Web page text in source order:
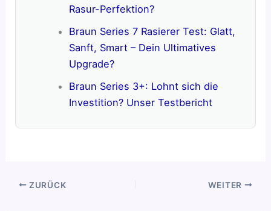
Rasur-Perfektion?
Braun Series 7 Rasierer Test: Glatt,
Sanft, Smart – Dein Ultimatives
Upgrade?
Braun Series 3+: Lohnt sich die
Investition? Unser Testbericht
ZURÜCK WEITER